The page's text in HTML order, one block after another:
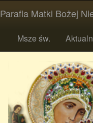
Parafia Matki Bożej
Msze św.